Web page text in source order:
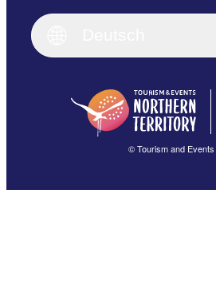
English
(Singapore)
© Tourism and